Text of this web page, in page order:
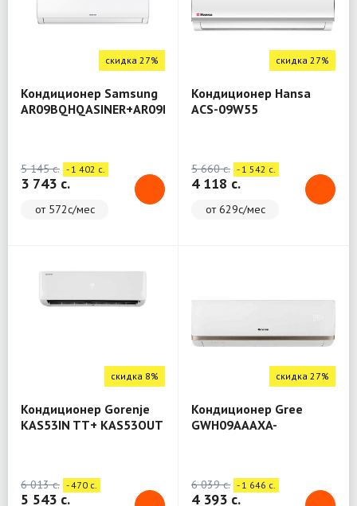
скидка 27%
Кондиционер Samsung
AR09BQHQASINER+AR09BQHQASIXER
5 145 c. - 1 402 c.
3 743 c.
от 572с/мес
скидка 27%
Кондиционер Hansa
ACS-09W55
5 660 c. - 1 542 c.
4 118 c.
от 629с/мес
скидка 8%
Кондиционер Gorenje
KAS53IN TT+ KAS53OUT
6 013 c. - 470 c.
5 543 c.
скидка 27%
Кондиционер Gree
GWH09AAAXA-
6 039 c. - 1 646 c.
4 393 c.